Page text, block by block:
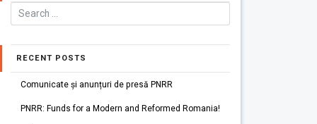
RECENT POSTS
Comunicate și anunțuri de presă PNRR
PNRR: Funds for a Modern and Reformed Romania!